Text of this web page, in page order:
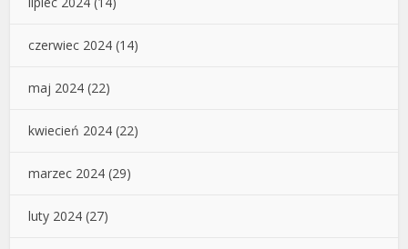
czerwiec 2024 (14)
maj 2024 (22)
kwiecień 2024 (22)
marzec 2024 (29)
luty 2024 (27)